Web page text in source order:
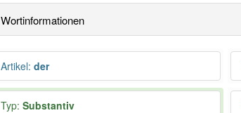
Wortinformationen
Artikel: der
Typ: Substantiv